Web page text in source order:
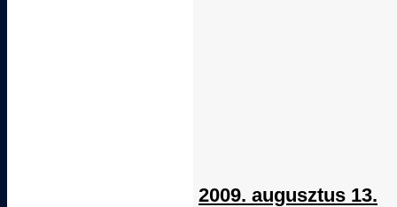
2009. augusztus 13.